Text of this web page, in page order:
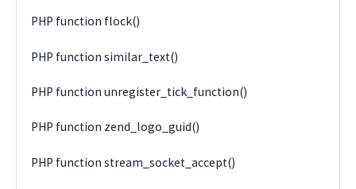
PHP function flock()
PHP function similar_text()
PHP function unregister_tick_function()
PHP function zend_logo_guid()
PHP function stream_socket_accept()